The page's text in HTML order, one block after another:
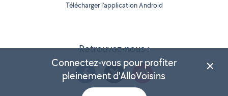
Retrouvez-nous :
Télécharger l’application Android
Connectez-vous pour profiter
pleinement d'AlloVoisins